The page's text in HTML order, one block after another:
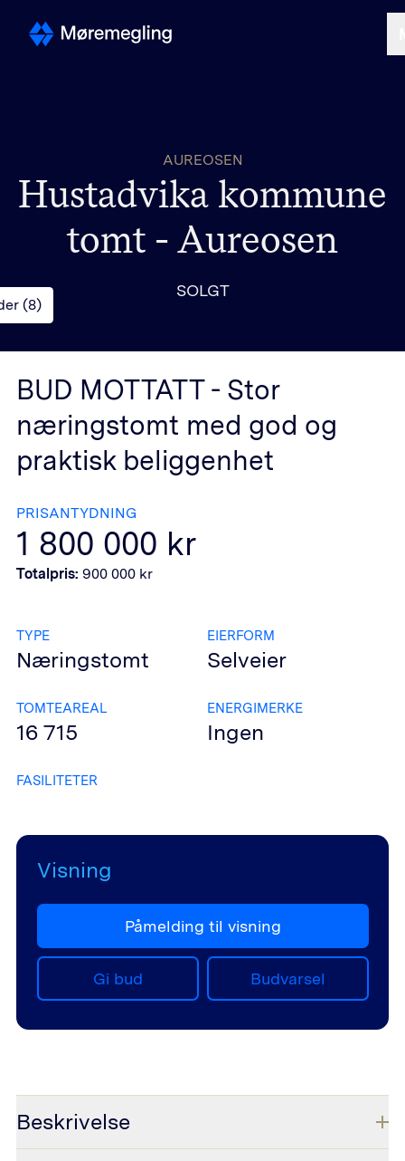
Om oss
Finn megler
AUREOSEN
Hustadvika kommune
tomt - Aureosen
SOLGT
(8)
BUD MOTTATT - Stor
næringstomt med god og
praktisk beliggenhet
PRISANTYDNING
1 800 000 kr
Totalpris: 900 000 kr
TYPE
Næringstomt
EIERFORM
Selveier
TOMTEAREAL
16 715
ENERGIMERKE
Ingen
FASILITETER
Visning
Påmelding til visning
Gi bud Budvarsel
Beskrivelse